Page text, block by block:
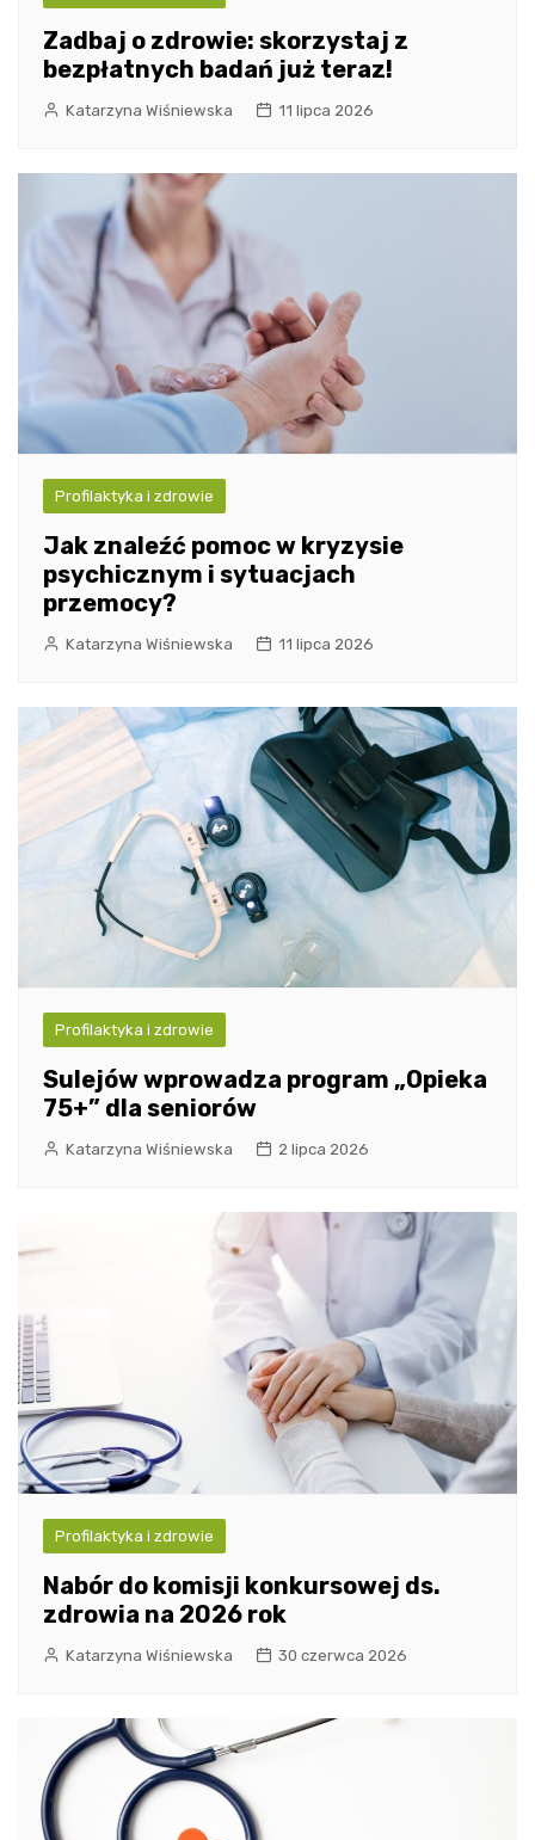
Zadbaj o zdrowie: skorzystaj z
bezpłatnych badań już teraz!
Katarzyna Wiśniewska 11 lipca 2026
Profilaktyka i zdrowie
Jak znaleźć pomoc w kryzysie
psychicznym i sytuacjach
przemocy?
Katarzyna Wiśniewska 11 lipca 2026
Profilaktyka i zdrowie
Sulejów wprowadza program „Opieka
75+” dla seniorów
Katarzyna Wiśniewska 2 lipca 2026
Profilaktyka i zdrowie
Nabór do komisji konkursowej ds.
zdrowia na 2026 rok
Katarzyna Wiśniewska 30 czerwca 2026